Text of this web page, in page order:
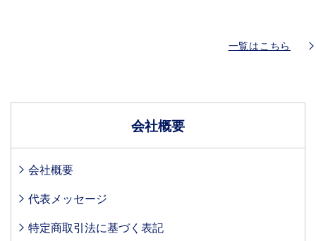
一覧はこちら
会社概要
会社概要
代表メッセージ
特定商取引法に基づく表記